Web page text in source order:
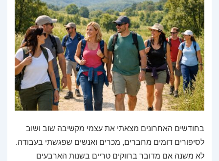
בחודשים האחרונים מצאתי את עצמי מקשיבה שוב ושוב
לסיפורים דומים מחברים, מכרים ואנשים שפגשתי בעבודה.
לא משנה אם מדובר ברווקים טריים בשנות הארבעים